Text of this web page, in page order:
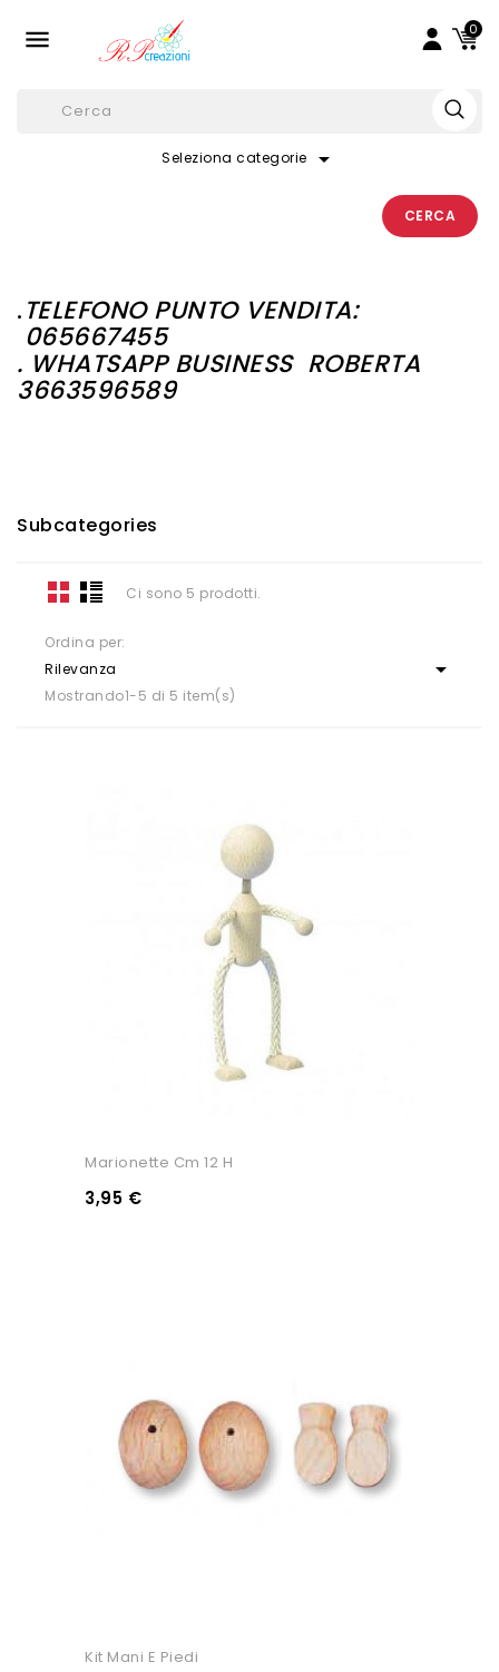
 0
Seleziona categorie arrow_drop_down
CERCA
.TELEFONO PUNTO VENDITA:
065667455
. WHATSAPP BUSINESS ROBERTA
3663596589
Subcategories
Ci sono 5 prodotti.
Ordina per:
Rilevanza

Mostrando1-5 di 5 item(s)
Marionette Cm 12 H
3,95 €
Kit Mani E Piedi